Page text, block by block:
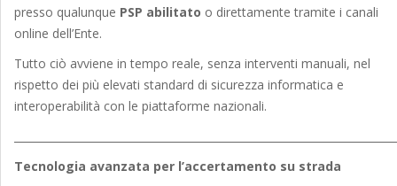
presso qualunque PSP abilitato o direttamente tramite i canali
online dell’Ente.
Tutto ciò avviene in tempo reale, senza interventi manuali, nel
rispetto dei più elevati standard di sicurezza informatica e
interoperabilità con le piattaforme nazionali.
Tecnologia avanzata per l’accertamento su strada